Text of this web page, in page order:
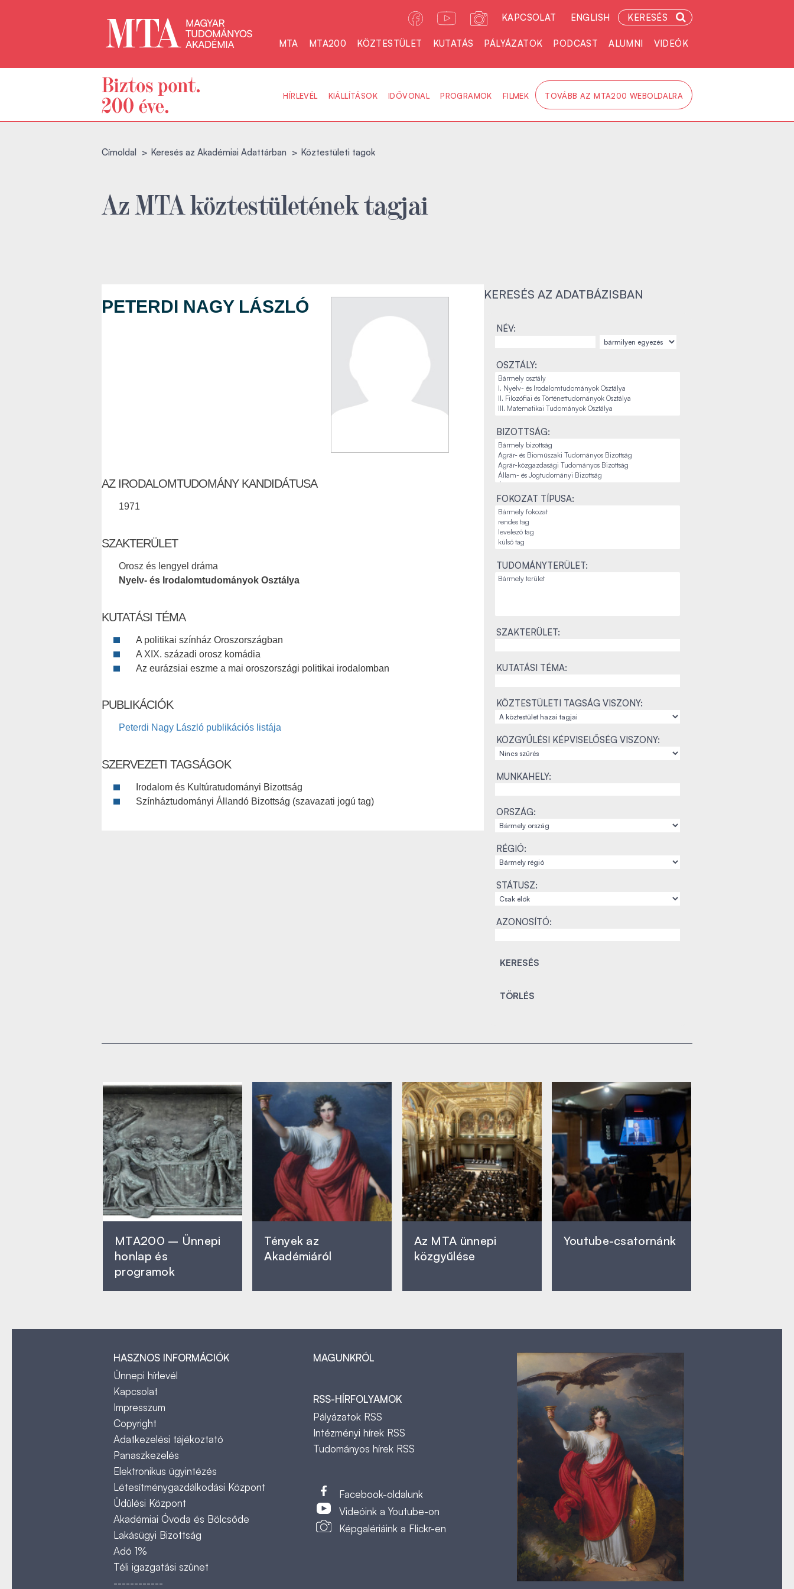
KAPCSOLAT ENGLISH KERESÉS
MTA MTA200 KÖZTESTÜLET KUTATÁS PÁLYÁZATOK PODCAST ALUMNI VIDEÓK
HÍRLEVÉL KIÁLLÍTÁSOK IDŐVONAL PROGRAMOK FILMEK TOVÁBB AZ MTA200 WEBOLDALRA
Címoldal Keresés az Akadémiai Adattárban Köztestületi tagok
Az MTA köztestületének tagjai
PETERDI NAGY LÁSZLÓ
AZ IRODALOMTUDOMÁNY KANDIDÁTUSA
1971
SZAKTERÜLET
Orosz és lengyel dráma
Nyelv- és Irodalomtudományok Osztálya
KUTATÁSI TÉMA
A politikai színház Oroszországban
A XIX. századi orosz komádia
Az eurázsiai eszme a mai oroszországi politikai irodalomban
PUBLIKÁCIÓK
Peterdi Nagy László publikációs listája
SZERVEZETI TAGSÁGOK
Irodalom és Kultúratudományi Bizottság
Színháztudományi Állandó Bizottság (szavazati jogú tag)
KERESÉS AZ ADATBÁZISBAN
NÉV:
OSZTÁLY:
BIZOTTSÁG:
FOKOZAT TÍPUSA:
TUDOMÁNYTERÜLET:
SZAKTERÜLET:
KUTATÁSI TÉMA:
KÖZTESTÜLETI TAGSÁG VISZONY:
KÖZGYŰLÉSI KÉPVISELŐSÉG VISZONY:
MUNKAHELY:
ORSZÁG:
RÉGIÓ:
STÁTUSZ:
AZONOSÍTÓ:
MTA200 – Ünnepi
honlap és
programok
Tények az
Akadémiáról
Az MTA ünnepi
közgyűlése
Youtube-csatornánk
HASZNOS INFORMÁCIÓK
Ünnepi hírlevél
Kapcsolat
Impresszum
Copyright
Adatkezelési tájékoztató
Panaszkezelés
Elektronikus ügyintézés
Létesítménygazdálkodási Központ
Üdülési Központ
Akadémiai Óvoda és Bölcsőde
Lakásügyi Bizottság
Adó 1%
Téli igazgatási szünet
------------
MAGUNKRÓL
RSS-HÍRFOLYAMOK
Pályázatok RSS
Intézményi hírek RSS
Tudományos hírek RSS
Facebook-oldalunk
Videóink a Youtube-on
Képgalériáink a Flickr-en